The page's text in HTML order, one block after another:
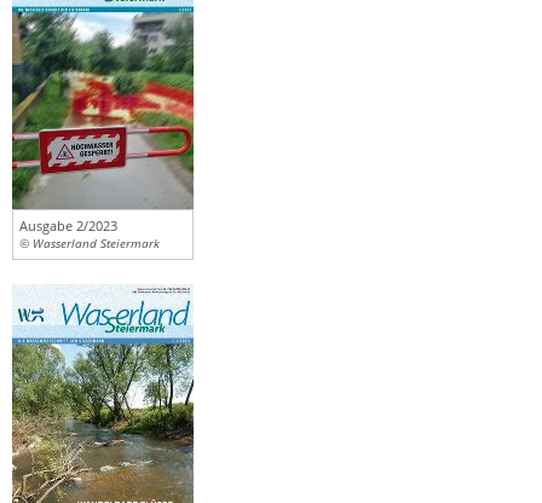
Ausgabe 2/2023
© Wasserland Steiermark